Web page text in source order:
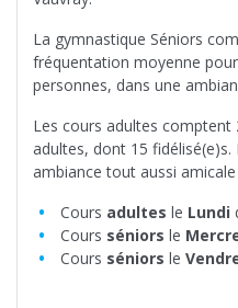
La gymnastique Séniors
fréquentation moyenne
personnes, dans une
Les cours adultes comptent
adultes, dont 15
ambiance tout aussi
Cours adultes le Lundi
Cours séniorsle
Cours séniorsle